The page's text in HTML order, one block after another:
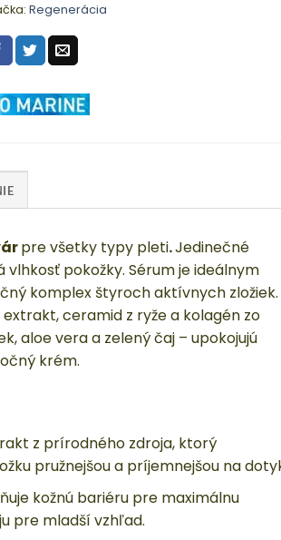
Regenerácia
pre všetky typy pleti.Jedinečné
vlhkosť pokožky. Sérum je ideálnym
komplex štyroch aktívnych zložiek.
ceramid z ryže a kolagén zo
aloe vera a zelený čaj – upokojujú
krém.
z prírodného zdroja, ktorý
pružnejšou a príjemnejšou na
kožnú bariéru pre maximálnu
pre mladší vzhľad.